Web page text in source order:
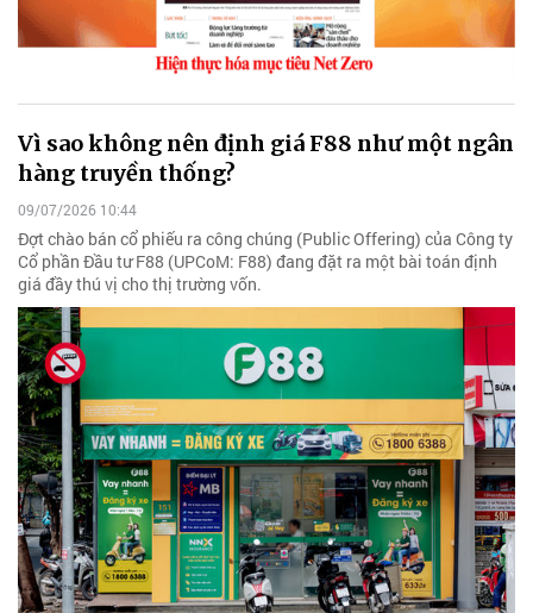
Vì sao không nên định giá F88 như một ngân
hàng truyền thống?
09/07/2026 10:44
Đợt chào bán cổ phiếu ra công chúng (Public Offering) của Công ty
Cổ phần Đầu tư F88 (UPCoM: F88) đang đặt ra một bài toán định
giá đầy thú vị cho thị trường vốn.